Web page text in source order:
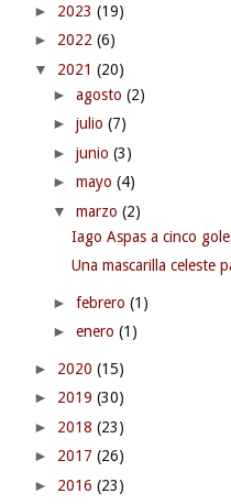
► 2023 (19)
► 2022 (6)
▼ 2021 (20)
► agosto (2)
► julio (7)
► junio (3)
► mayo (4)
▼ marzo (2)
Iago Aspas a cinco
Una mascarilla celeste
► febrero (1)
► enero (1)
► 2020 (15)
► 2019 (30)
► 2018 (23)
► 2017 (26)
► 2016 (23)